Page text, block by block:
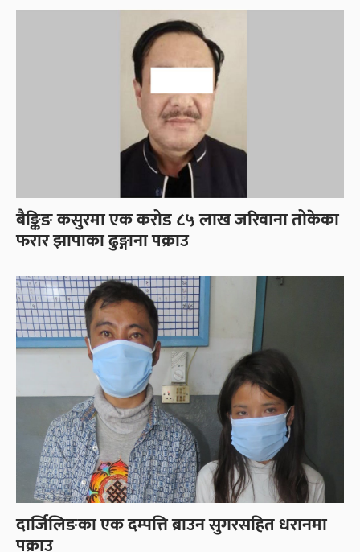
बैङ्किङ कसुरमा एक करोड ८५ लाख जरिवाना तोकेका
फरार झापाका ढुङ्गाना पक्राउ
दार्जिलिङका एक दम्पत्ति ब्राउन सुगरसहित धरानमा
पक्राउ